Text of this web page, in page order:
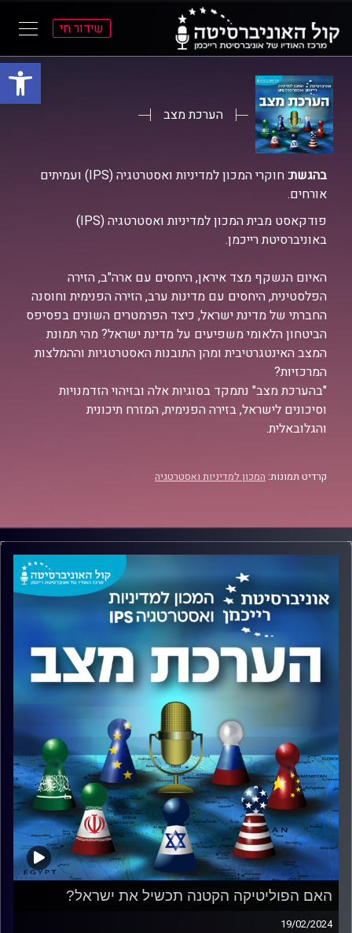
פתח
התפריט
הראשי
התוכן
הראשי
שידור חי
הערכת מצב
בהגשת:
חוקרי המכון למדיניות ואסטרטגיה (IPS) ועמיתים
אורחים.
פודקאסט מבית המכון למדיניות ואסטרטגיה (IPS)
באוניברסיטת רייכמן.
האיום הנשקף מצד איראן, היחסים עם ארה"ב, הזירה
הפלסטינית, היחסים עם מדינות ערב, הזירה הפנימית וחוסנה
החברתי של מדינת ישראל, כיצד הפרמטרים השונים בפסיפס
הביטחון הלאומי משפיעים על מדינת ישראל? מהי תמונת
המצב האינטגרטיבית ומהן התובנות האסטרטגיות וההמלצות
המרכזיות?
"בהערכת מצב" נתמקד בסוגיות אלה ובזיהוי הזדמנויות
וסיכונים לישראל, בזירה הפנימית, המזרח תיכונית
והגלובאלית.
קרדיט תמונות: המכון למדיניות ואסטרטגיה
האם הפוליטיקה הקטנה תכשיל את ישראל?
19/02/2024